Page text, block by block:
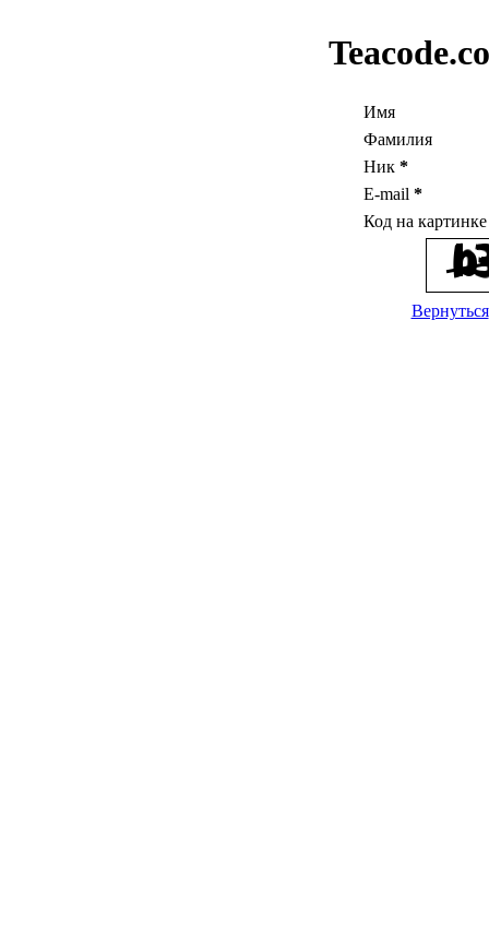
Имя
Фамилия
Ник *
E-mail *
Код на
Вернуться